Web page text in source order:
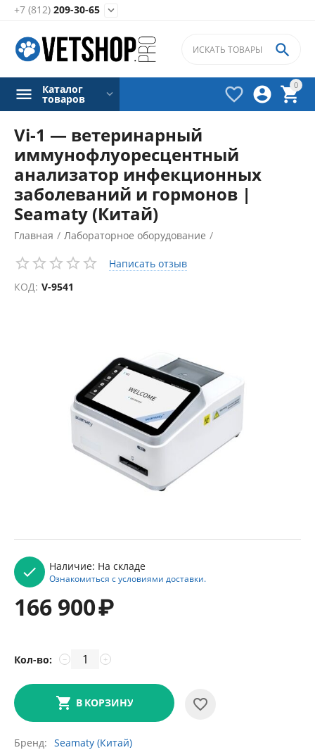
+7 (812) 209-30-65 
0




Каталог
товаров
Vi-1 — ветеринарный
иммунофлуоресцентный
анализатор инфекционных
заболеваний и гормонов |
Seamaty (Китай)
Главная / Лабораторное оборудование /
Иммунологические анализаторы /
Написать отзыв
КОД: V-9541
Наличие: На складе
Ознакомиться с условиями доставки.
166 900₽
Кол-во: +
−
В КОРЗИНУ
Бренд Seamaty (Китай)